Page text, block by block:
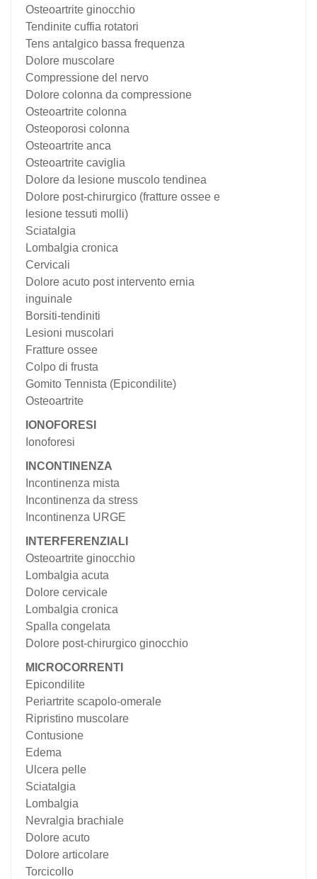
Osteoartrite ginocchio
Tendinite cuffia rotatori
Tens antalgico bassa frequenza
Dolore muscolare
Compressione del nervo
Dolore colonna da compressione
Osteoartrite colonna
Osteoporosi colonna
Osteoartrite anca
Osteoartrite caviglia
Dolore da lesione muscolo tendinea
Dolore post-chirurgico (fratture ossee e
lesione tessuti molli)
Sciatalgia
Lombalgia cronica
Cervicali
Dolore acuto post intervento ernia
inguinale
Borsiti-tendiniti
Lesioni muscolari
Fratture ossee
Colpo di frusta
Gomito Tennista (Epicondilite)
Osteoartrite
IONOFORESI
Ionoforesi
INCONTINENZA
Incontinenza mista
Incontinenza da stress
Incontinenza URGE
INTERFERENZIALI
Osteoartrite ginocchio
Lombalgia acuta
Dolore cervicale
Lombalgia cronica
Spalla congelata
Dolore post-chirurgico ginocchio
MICROCORRENTI
Epicondilite
Periartrite scapolo-omerale
Ripristino muscolare
Contusione
Edema
Ulcera pelle
Sciatalgia
Lombalgia
Nevralgia brachiale
Dolore acuto
Dolore articolare
Torcicollo